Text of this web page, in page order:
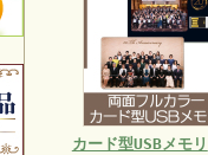
カード型USBメモリ